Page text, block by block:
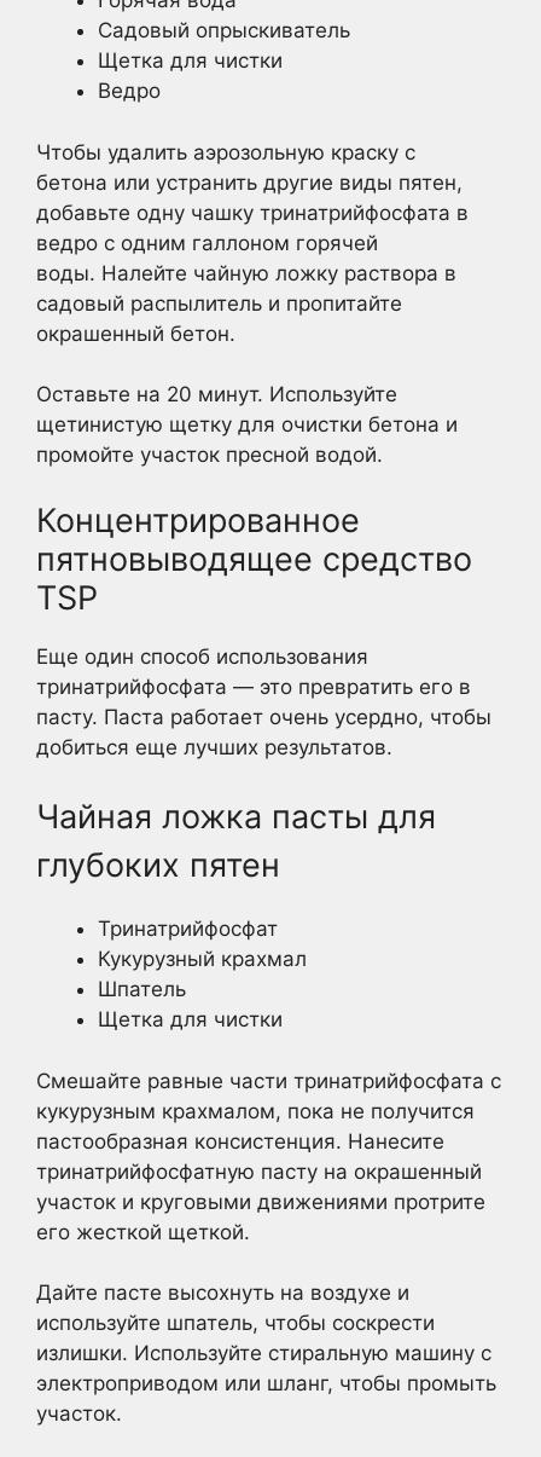
Садовый опрыскиватель
Щетка для чистки
Ведро
Чтобы удалить аэрозольную краску с
бетона или устранить другие виды пятен,
добавьте одну чашку тринатрийфосфата в
ведро с одним галлоном горячей
воды. Налейте чайную ложку раствора в
садовый распылитель и пропитайте
окрашенный бетон.
Оставьте на 20 минут. Используйте
щетинистую щетку для очистки бетона и
промойте участок пресной водой.
Концентрированное
пятновыводящее средство
TSP
Еще один способ использования
тринатрийфосфата — это превратить его в
пасту. Паста работает очень усердно, чтобы
добиться еще лучших результатов.
Чайная ложка пасты для
глубоких пятен
Тринатрийфосфат
Кукурузный крахмал
Шпатель
Щетка для чистки
Смешайте равные части тринатрийфосфата с
кукурузным крахмалом, пока не получится
пастообразная консистенция. Нанесите
тринатрийфосфатную пасту на окрашенный
участок и круговыми движениями протрите
его жесткой щеткой.
Дайте пасте высохнуть на воздухе и
используйте шпатель, чтобы соскрести
излишки. Используйте стиральную машину с
электроприводом или шланг, чтобы промыть
участок.